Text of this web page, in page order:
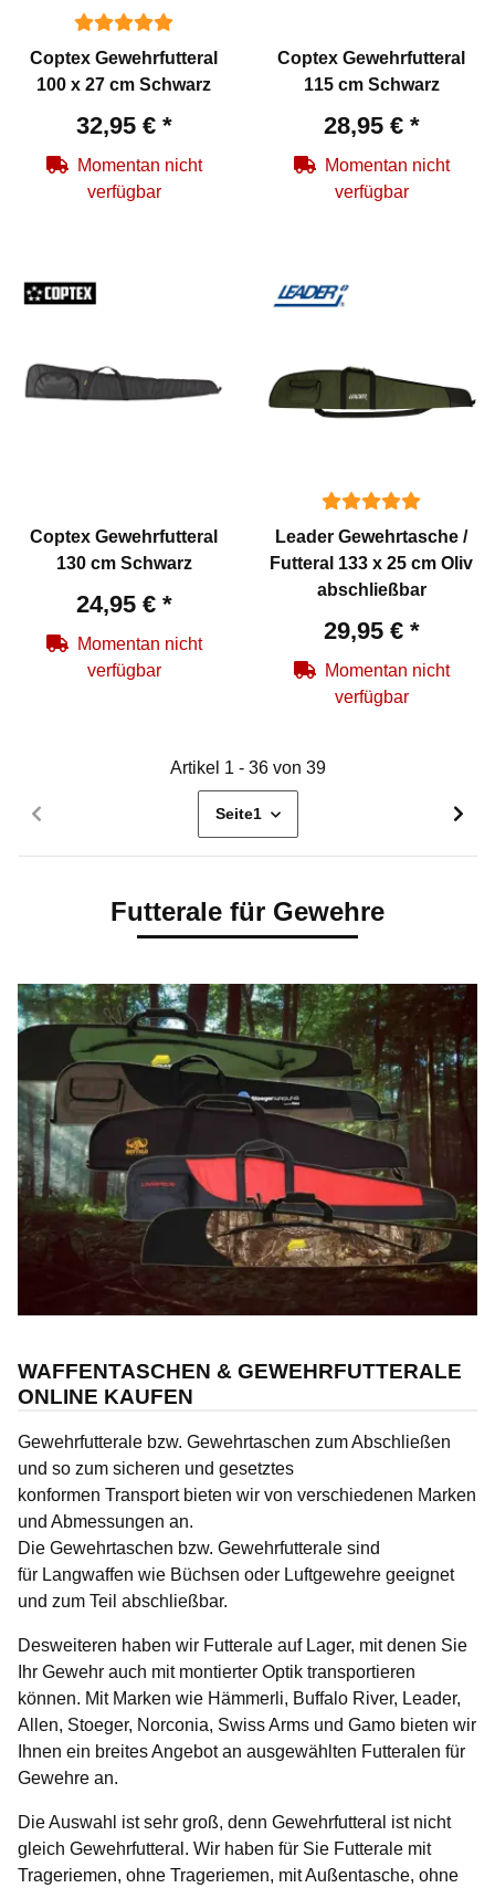
Coptex Gewehrfutteral
100 x 27 cm Schwarz
32,95 € *
Momentan nicht
verfügbar
Coptex Gewehrfutteral
115 cm Schwarz
28,95 € *
Momentan nicht
verfügbar
Coptex Gewehrfutteral
130 cm Schwarz
24,95 € *
Momentan nicht
verfügbar
Leader Gewehrtasche /
Futteral 133 x 25 cm Oliv
abschließbar
29,95 € *
Momentan nicht
verfügbar
Artikel 1 - 36 von 39
Seite1
Futterale für Gewehre
WAFFENTASCHEN & GEWEHRFUTTERALE
ONLINE KAUFEN
Gewehrfutterale bzw. Gewehrtaschen zum Abschließen
und so zum sicheren und gesetztes
konformen Transportbieten wir von verschiedenen Marken
und Abmessungen an.
Die Gewehrtaschen bzw. Gewehrfutterale sind
für Langwaffen wie Büchsen oder Luftgewehre geeignet
und zum Teil abschließbar.
Desweiteren haben wir Futterale auf Lager, mit denen Sie
Ihr Gewehr auch mit montierter Optik transportieren
können. Mit Marken wie Hämmerli, Buffalo River, Leader,
Allen, Stoeger, Norconia, Swiss Arms und Gamo bieten wir
Ihnen ein breites Angebot an ausgewählten Futteralen für
Gewehre an.
Die Auswahl ist sehr groß, denn Gewehrfutteral ist nicht
gleich Gewehrfutteral. Wir haben für Sie Futterale mit
Trageriemen, ohne Trageriemen, mit Außentasche, ohne